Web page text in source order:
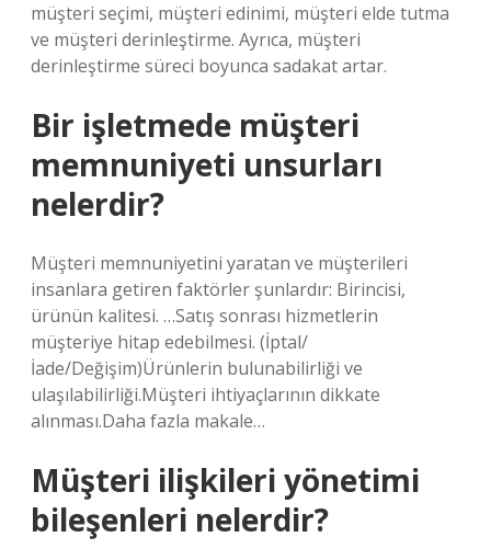
müşteri seçimi, müşteri edinimi, müşteri elde tutma
ve müşteri derinleştirme. Ayrıca, müşteri
derinleştirme süreci boyunca sadakat artar.
Bir işletmede müşteri
memnuniyeti unsurları
nelerdir?
Müşteri memnuniyetini yaratan ve müşterileri
insanlara getiren faktörler şunlardır: Birincisi,
ürünün kalitesi. …Satış sonrası hizmetlerin
müşteriye hitap edebilmesi. (İptal/
İade/Değişim)Ürünlerin bulunabilirliği ve
ulaşılabilirliği.Müşteri ihtiyaçlarının dikkate
alınması.Daha fazla makale…
Müşteri ilişkileri yönetimi
bileşenleri nelerdir?